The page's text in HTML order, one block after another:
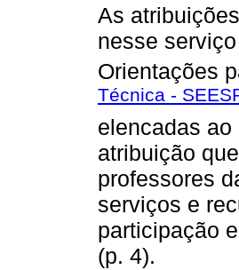
As
nesse
Orientações
Técnica -
elencadas
atribuição
professores
serviços e
participação
(p. 4).